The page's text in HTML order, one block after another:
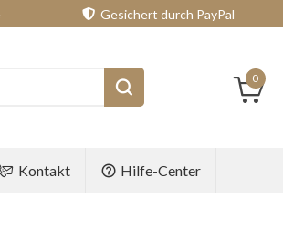
Gesichert durch PayPal
0
Kontakt Hilfe-Center